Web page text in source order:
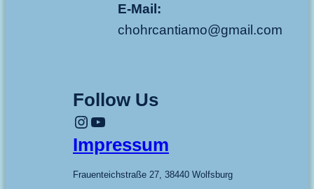
E-Mail:
chohrcantiamo@gmail.com
Follow Us
Instagram
YouTube
Impressum
Frauenteichstraße 27, 38440 Wolfsburg